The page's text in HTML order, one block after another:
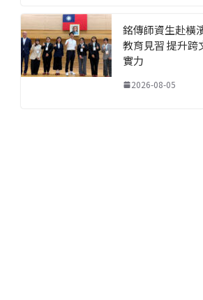
銘傳師資生赴橫
教育見習 提升跨
實力
2026-08-05